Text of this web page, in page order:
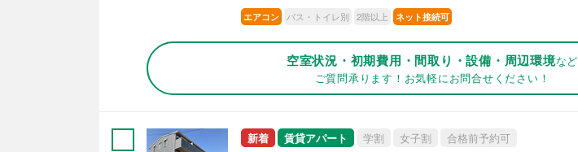
エアコン バス・トイレ別 2階以上 ネット接続可
空室状況・初期費用・間取り・設備・周辺環境など
ご質問承ります！お気軽にお問合せください！
新着 賃貸アパート 学割 女子割 合格前予約可